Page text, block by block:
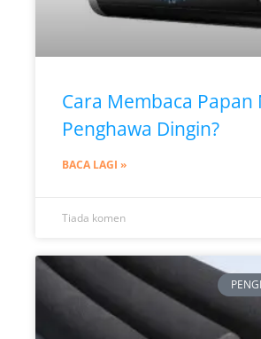
Cara Membaca Papan
Penghawa Dingin?
BACA LAGI »
Tiada komen